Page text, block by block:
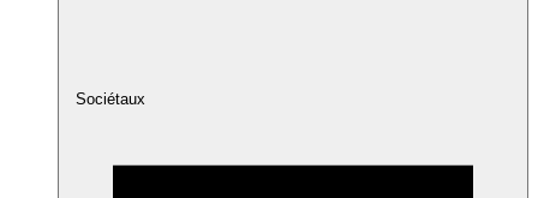
Sociétaux